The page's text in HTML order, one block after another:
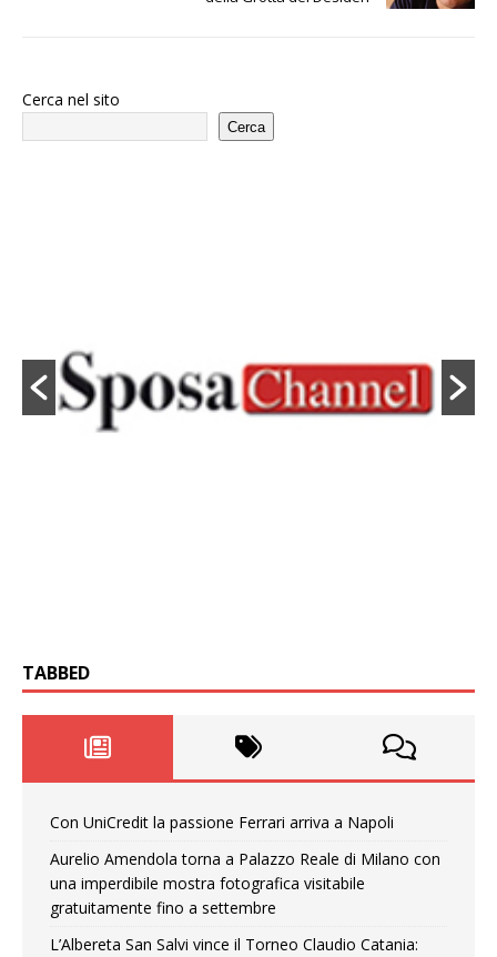
Cerca nel sito
Cerca
TABBED
Con UniCredit la passione Ferrari arriva a Napoli
Aurelio Amendola torna a Palazzo Reale di Milano con
una imperdibile mostra fotografica visitabile
gratuitamente fino a settembre
L’Albereta San Salvi vince il Torneo Claudio Catania: